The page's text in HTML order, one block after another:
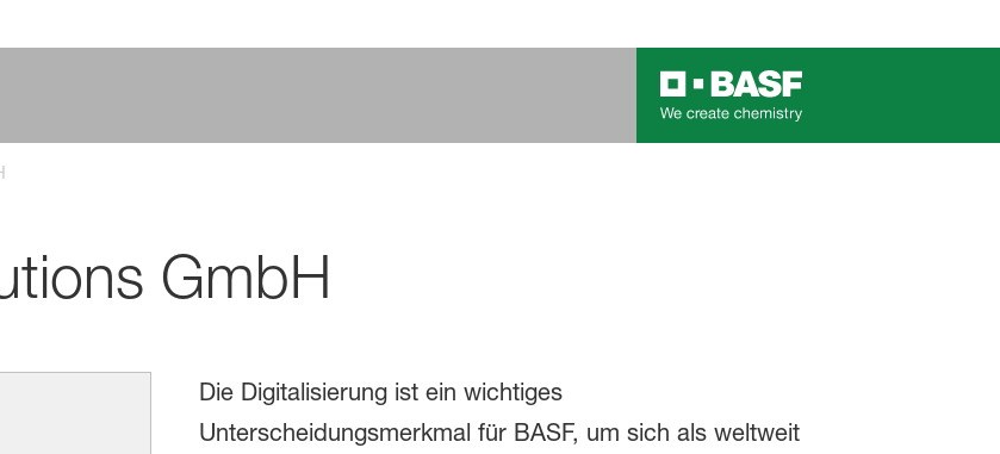
GmbH
Die Digitalisierung ist ein wichtiges
Unterscheidungsmerkmal für BASF, um sich als weltweit